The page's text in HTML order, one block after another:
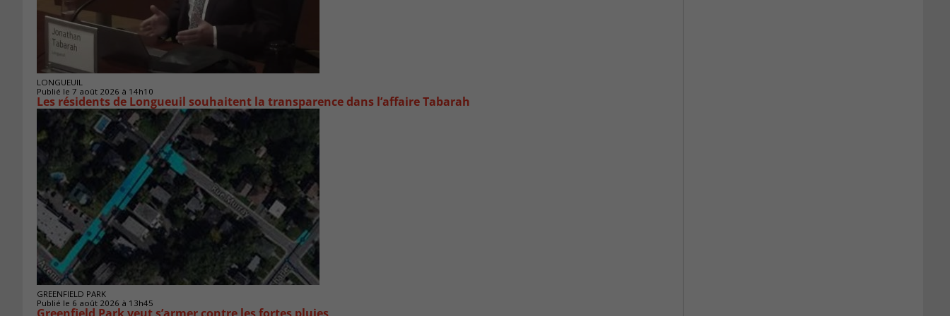
LONGUEUIL
Publié le 7 août 2026 à 14h10
Les résidents de Longueuil souhaitent la transparence dans l’affaire Tabarah
GREENFIELD PARK
Publié le 6 août 2026 à 13h45